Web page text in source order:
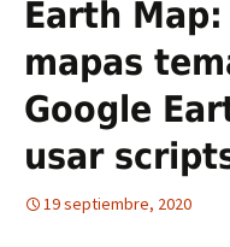
Earth
mapas
Google
usar
19 septiembre, 2020